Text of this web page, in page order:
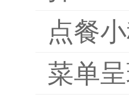
点餐
菜单